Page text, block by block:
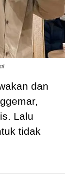
dan
Lalu
tidak